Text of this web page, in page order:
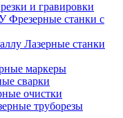
и гравировки
Фрезерные станки с
Лазерные станки
маркеры
сварки
очистки
труборезы